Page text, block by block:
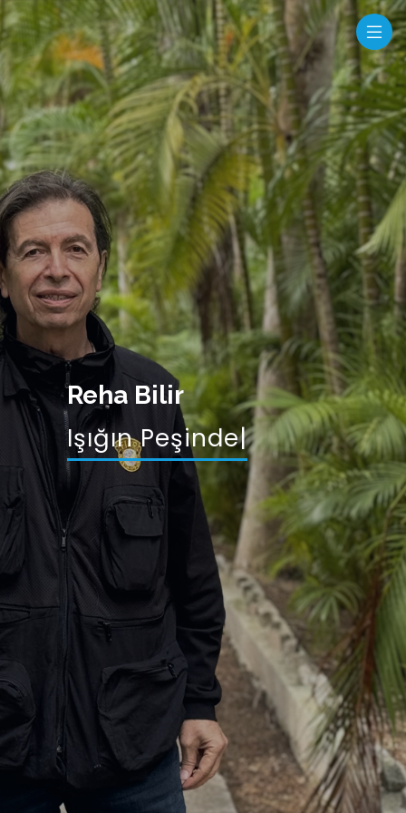
Reha Bilir
Işığın Peşinde 51|